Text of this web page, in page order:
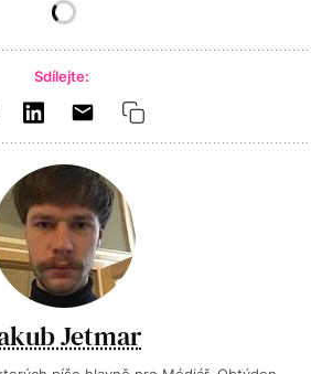
Sdílejte:
Jetmar